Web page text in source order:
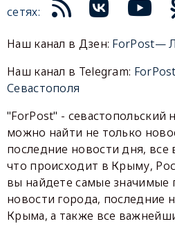
сетях:
Наш канал в Дзен: ForPost—
Наш канал в Telegram:
Севастополя
"ForPost" - севастопольский
можно найти не только
последние новости дня, все
что происходит в Крыму,
вы найдете самые значимые
новости города, последние
Крыма, а также все